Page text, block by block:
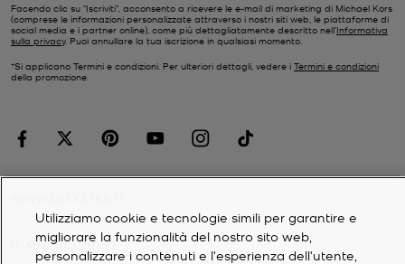
Facendo clic su "Iscriviti", acconsento a ricevere le e-mail di marketing di Michael Kors
(comprese le informazioni personalizzate attraverso i nostri siti web, le piattaforme di
social media e i partner online), come più dettagliatamente descritto nell’Informativa
sulla privacy. Puoi annullare la tua iscrizione in qualsiasi momento.
*Si applicano Termini e condizioni. Per ulteriori dettagli, vedere i Termini e condizioni
della promozione.
IL MIO ACCOUNT
Utilizziamo cookie e tecnologie simili per garantire e
migliorare la funzionalità del nostro sito web,
personalizzare i contenuti e l'esperienza dell'utente,